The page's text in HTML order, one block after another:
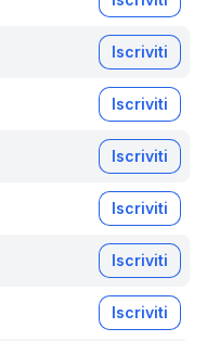
Iscriviti
Iscriviti
Iscriviti
Iscriviti
Iscriviti
Iscriviti